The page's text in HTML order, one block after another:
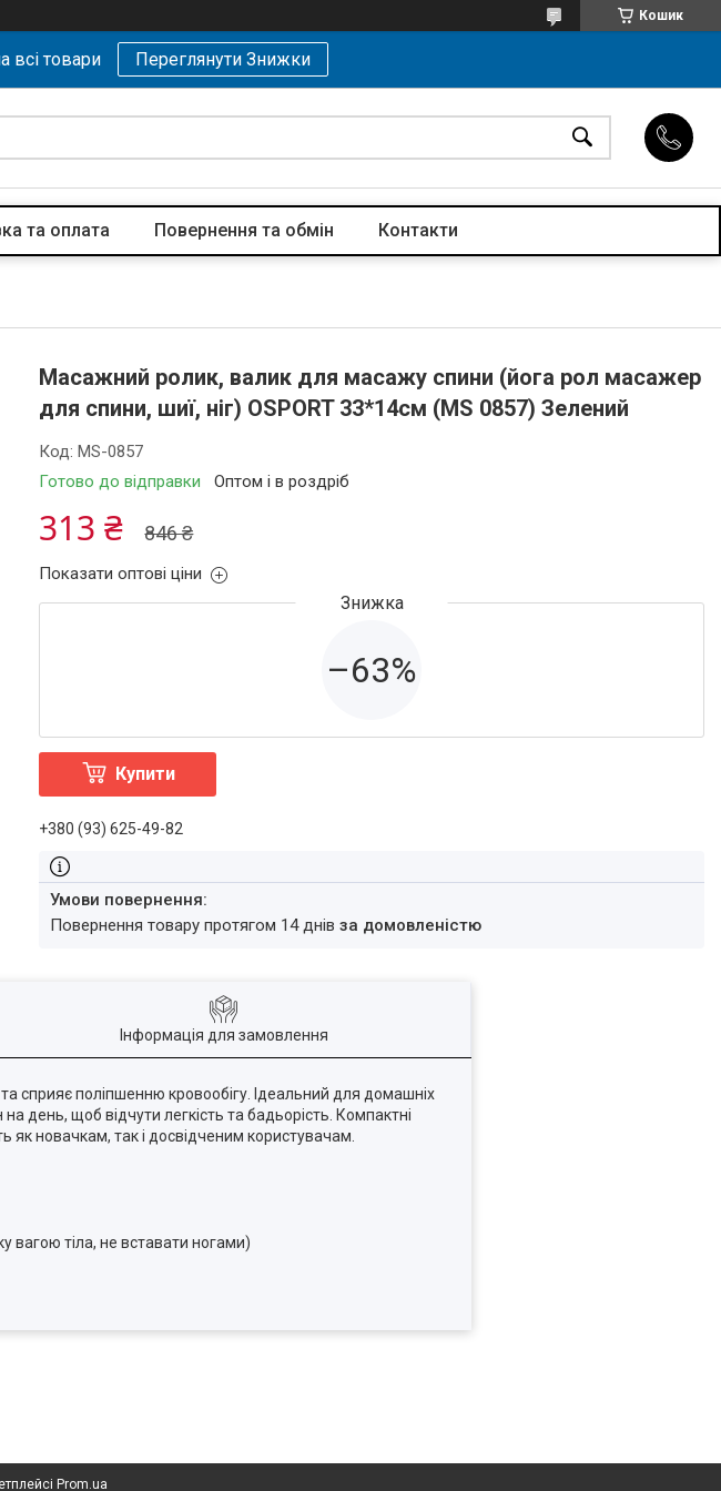
Кошик
всі товари Переглянути Знижки
та оплата Повернення та обмін Контакти
Масажний ролик, валик для масажу спини (йога рол масажер
для спини, шиї, ніг) OSPORT 33*14см (MS 0857) Зелений
Готово до відправки Оптом і в роздріб
Код:MS-0857
846 ₴
313 ₴
Показати оптові ціни
–63%
Купити
+380 (93) 625-49-82
повернення товару протягом 14 днівза домовленістю
Інформація для замовлення
сприяє поліпшенню кровообігу. Ідеальний для домашніх
день, щоб відчути легкість та бадьорість. Компактні
як новачкам, так і досвідченим користувачам.
вагою тіла, не вставати ногами)
Prom.ua